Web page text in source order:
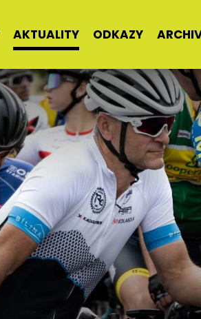
AKTUALITY ODKAZY